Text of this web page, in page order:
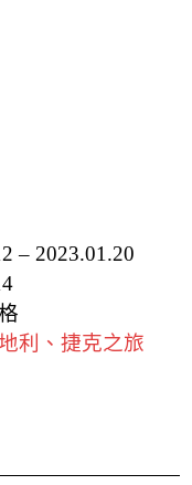
– 2023.01.20
利、捷克之旅